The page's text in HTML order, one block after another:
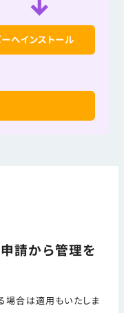
請から管理を
場合は適用もいたしま